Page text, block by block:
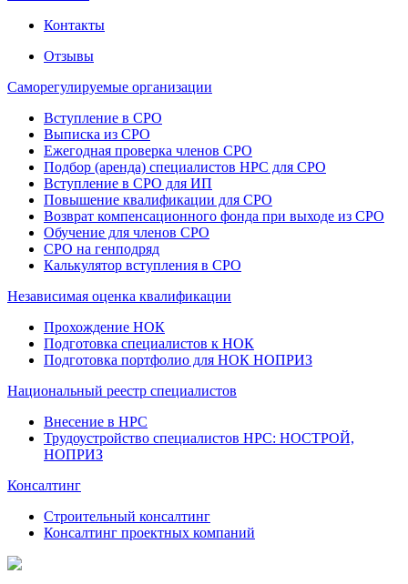
Контакты
Отзывы
Саморегулируемые организации
Вступление в СРО
Выписка из СРО
Ежегодная проверка членов СРО
Подбор (аренда) специалистов НРС для СРО
Вступление в СРО для ИП
Повышение квалификации для СРО
Возврат компенсационного фонда при выходе из СРО
Обучение для членов СРО
СРО на генподряд
Калькулятор вступления в СРО
Независимая оценка квалификации
Прохождение НОК
Подготовка специалистов к НОК
Подготовка портфолио для НОК НОПРИЗ
Национальный реестр специалистов
Внесение в НРС
Трудоустройство специалистов НРС: НОСТРОЙ,
НОПРИЗ
Консалтинг
Строительный консалтинг
Консалтинг проектных компаний